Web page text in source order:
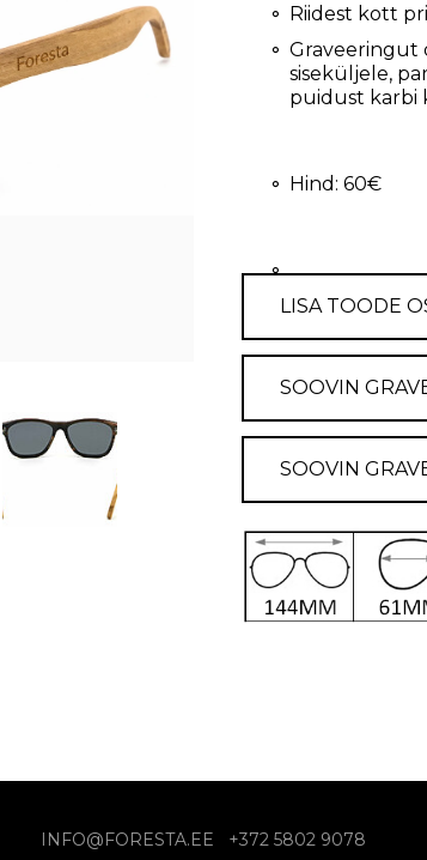
Riidest kott
Graveeringut
siseküljele,
puidust karbi
Hind: 60€
LISA TOODE
SOOVIN
SOOVIN
INFO@FORESTA.EE +372 5802 9078